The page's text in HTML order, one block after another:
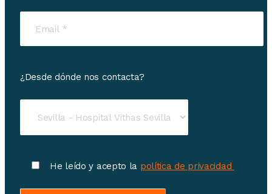
¿Desde dónde nos contacta?
He leído y acepto la política de privacidad